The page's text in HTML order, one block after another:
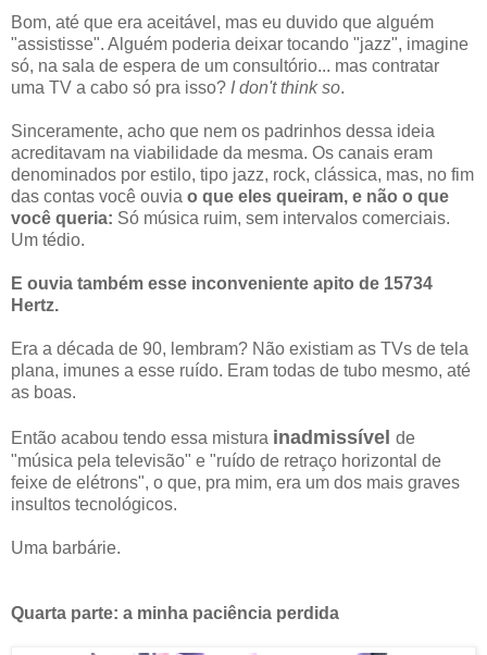
Bom, até que era aceitável, mas eu duvido que alguém
"assistisse". Alguém poderia deixar tocando "jazz", imagine
só, na sala de espera de um consultório... mas contratar
uma TV a cabo só pra isso? I don't think so.
Sinceramente, acho que nem os padrinhos dessa ideia
acreditavam na viabilidade da mesma. Os canais eram
denominados por estilo, tipo jazz, rock, clássica, mas, no fim
das contas você ouvia o que eles queiram, e não o que
você queria: Só música ruim, sem intervalos comerciais.
Um tédio.
E ouvia também esse inconveniente apito de 15734
Hertz.
Era a década de 90, lembram? Não existiam as TVs de tela
plana, imunes a esse ruído. Eram todas de tubo mesmo, até
as boas.
Então acabou tendo essa mistura inadmissível de
"música pela televisão" e "ruído de retraço horizontal de
feixe de elétrons", o que, pra mim, era um dos mais graves
insultos tecnológicos.
Uma barbárie.
Quarta parte: a minha paciência perdida